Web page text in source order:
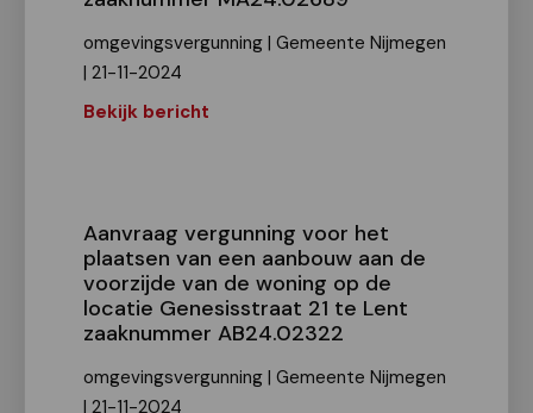
omgevingsvergunning | Gemeente Nijmegen
| 21-11-2024
Bekijk bericht
Aanvraag vergunning voor het
plaatsen van een aanbouw aan de
voorzijde van de woning op de
locatie Genesisstraat 21 te Lent
zaaknummer AB24.02322
omgevingsvergunning | Gemeente Nijmegen
| 21-11-2024